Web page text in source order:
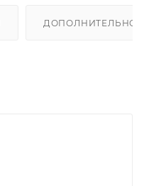
ДОПОЛНИТЕЛЬНО